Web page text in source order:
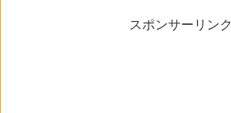
スポンサーリンク